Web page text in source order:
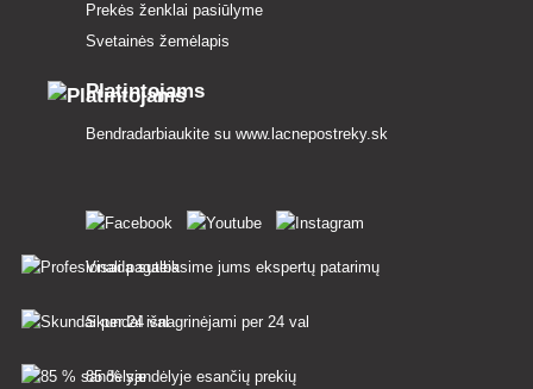
Prekės ženklai pasiūlyme
Svetainės žemėlapis
Platintojams
Bendradarbiaukite su www.lacnepostreky.sk
Visada suteiksime jums ekspertų patarimų
Skundai išnagrinėjami per 24 val
85 % sandėlyje esančių prekių